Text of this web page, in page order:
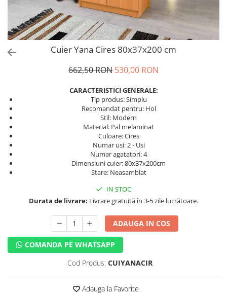
Cuier Yana Cires 80x37x200 cm
662,50 RON 530,00 RON
CARACTERISTICI GENERALE:
Tip produs: Simplu
Recomandat pentru: Hol
Stil: Modern
Material: Pal melaminat
Culoare: Cires
Numar usi: 2 - Usi
Numar agatatori: 4
Dimensiuni cuier: 80x37x200cm
Stare: Neasamblat
IN STOC
Durata de livrare: Livrare gratuită în 3-5 zile lucrătoare.
ADAUGA IN COS
COMANDA PE WHATSAPP
Cod Produs: CUIYANACIR
Adauga la Favorite